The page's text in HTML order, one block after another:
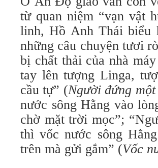
từ quan niệm “vạn vật
linh, Hồ Anh Thái biểu
những câu chuyện tươi
bị chất thải của nhà
tay lên tượng Linga,
cầu tự” (Người đứng
nước sông Hằng vào
chờ mặt trời mọc”;
thì vốc nước sông
trên mà gửi gắm” (Vốc